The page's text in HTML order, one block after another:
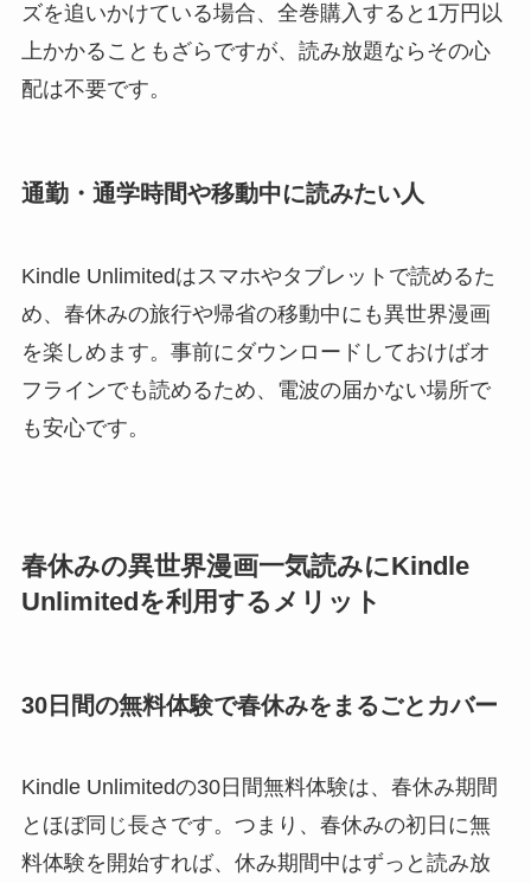
ズを追いかけている場合、全巻購入すると1万円以
上かかることもざらですが、読み放題ならその心
配は不要です。
通勤・通学時間や移動中に読みたい人
Kindle Unlimitedはスマホやタブレットで読めるた
め、春休みの旅行や帰省の移動中にも異世界漫画
を楽しめます。事前にダウンロードしておけばオ
フラインでも読めるため、電波の届かない場所で
も安心です。
春休みの異世界漫画一気読みにKindle
Unlimitedを利用するメリット
30日間の無料体験で春休みをまるごとカバー
Kindle Unlimitedの30日間無料体験は、春休み期間
とほぼ同じ長さです。つまり、春休みの初日に無
料体験を開始すれば、休み期間中はずっと読み放